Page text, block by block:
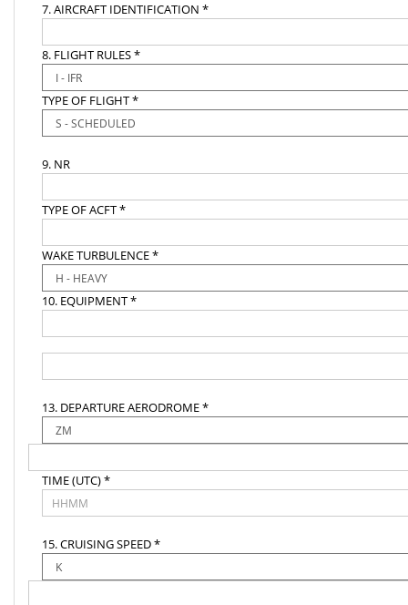
7. AIRCRAFT IDENTIFICATION *
8. FLIGHT RULES *
TYPE OF FLIGHT *
9. NR
TYPE OF ACFT *
WAKE TURBULENCE *
10. EQUIPMENT *
13. DEPARTURE AERODROME *
TIME (UTC) *
15. CRUISING SPEED *